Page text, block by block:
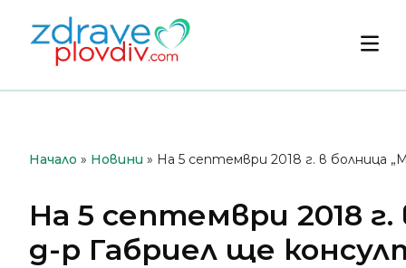
съдържанието
Начало » Новини » На 5 септември 2018 г. в болница
На 5 септември 2018
д-р Габриел ще